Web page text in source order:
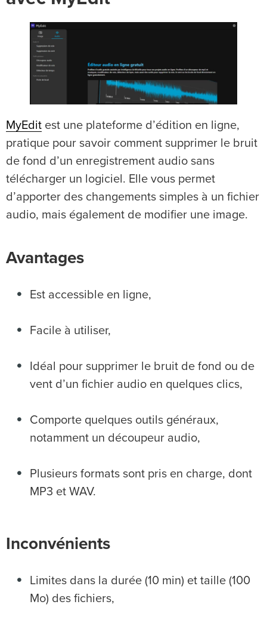
MyEdit est une plateforme d’édition en ligne,
pratique pour savoir comment supprimer le bruit
de fond d’un enregistrement audio sans
télécharger un logiciel. Elle vous permet
d’apporter des changements simples à un fichier
audio, mais également de modifier une image.
Avantages
Est accessible en ligne,
Facile à utiliser,
Idéal pour supprimer le bruit de fond ou de
vent d’un fichier audio en quelques clics,
Comporte quelques outils généraux,
notamment un découpeur audio,
Plusieurs formats sont pris en charge, dont
MP3 et WAV.
Inconvénients
Limites dans la durée (10 min) et taille (100
Mo) des fichiers,